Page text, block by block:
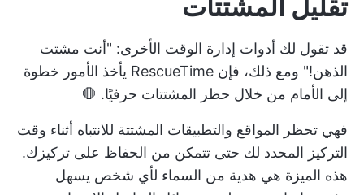
تقليل المشتتات
قد تقول لك أدوات إدارة الوقت الأخرى: "أنت مشتت
الذهن!" ومع ذلك، فإن RescueTime يأخذ الأمور خطوة
إلى الأمام من خلال حظر المشتتات حرفيًا. 🛑
فهي تحظر المواقع والتطبيقات المشتتة للانتباه أثناء وقت
التركيز المحدد لك حتى تتمكن من الحفاظ على تركيزك.
هذه الميزة هي هدية من السماء لأي شخص يسهل